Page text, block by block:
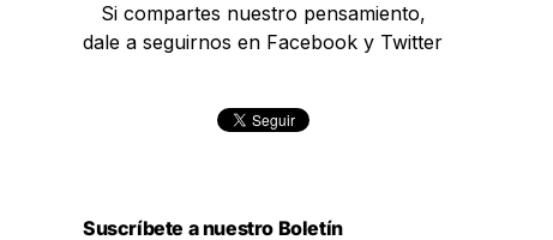
Si compartes nuestro pensamiento,
dale a seguirnos en Facebook y Twitter
Suscríbete a nuestro Boletín